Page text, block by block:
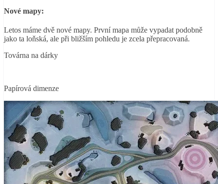
Nové mapy:
Letos máme dvě nové mapy. První mapa může vypadat podobně
jako ta loňská, ale při bližším pohledu je zcela přepracovaná.
Továrna na dárky
Papírová dimenze